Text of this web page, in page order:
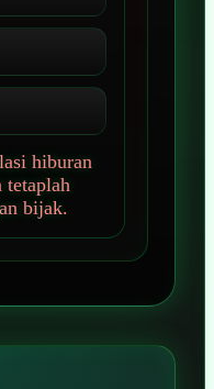
hiburan
tetaplah
bijak.